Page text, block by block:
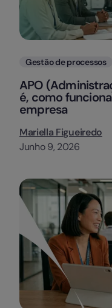
Categorias
Gestão de processos
APO
é, como
empresa
Mariella Figueiredo
Junho 9, 2026